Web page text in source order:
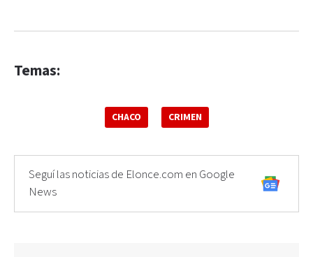
Temas:
CHACO CRIMEN
Seguí las noticias de Elonce.com en Google
News